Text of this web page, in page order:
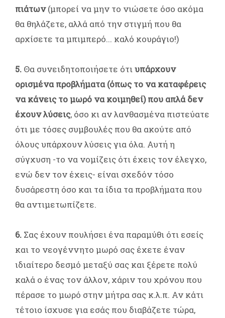
πιάτων(μπορεί να μην το νιώσετε όσο ακόμα
θα θηλάζετε, αλλά από την στιγμή που θα
αρχίσετε τα μπιμπερό... καλό κουράγιο!)
5. Θα συνειδητοποιήσετε ότιυπάρχουν
ορισμένα προβλήματα (όπως το να καταφέρεις
να κάνεις το μωρό να κοιμηθεί) που απλά δεν
έχουν λύσεις, όσο κι αν λανθασμένα πιστεύατε
ότι με τόσες συμβουλές που θα ακούτε από
όλους υπάρχουν λύσεις για όλα. Αυτή η
σύγχυση -το να νομίζεις ότι έχεις τον έλεγχο,
ενώ δεν τον έχεις- είναι σχεδόν τόσο
δυσάρεστη όσο και τα ίδια τα προβλήματα που
θα αντιμετωπίζετε.
6. Σας έχουν πουλήσει ένα παραμύθι ότι εσείς
και το νεογέννητο μωρό σας έχετε έναν
ιδιαίτερο δεσμό μεταξύ σας και ξέρετε πολύ
καλά ο ένας τον άλλον, χάριν του χρόνου που
πέρασε το μωρό στην μήτρα σας κ.λ.π. Αν κάτι
τέτοιο ίσχυσε για εσάς που διαβάζετε τώρα,